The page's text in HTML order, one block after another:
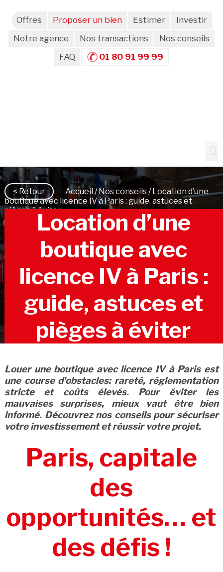
Offres Proposer un bien Estimer
Investir
Notre agence
Nos transactions
Nos conseils
FAQ
01 80 91 99 99
< Retour Accueil /Nos conseils/ Location d’une
boutique avec licence IV à Paris : guide, astuces et
pièges à éviterLocation d’une
boutique avec
licence IV à Paris :
guide, astuces et
pièges à éviter
Louer une boutique avec licence IV à Paris est
une course d'obstacles: rareté, réglementation
stricte et coûts élevés. Pour éviter les
mauvaises surprises, mieux vaut être bien
informé. Découvrez nos conseils pour sécuriser
votre investissement et réussir votre projet.
Paris, capitale
des
opportunités… et
des défis !